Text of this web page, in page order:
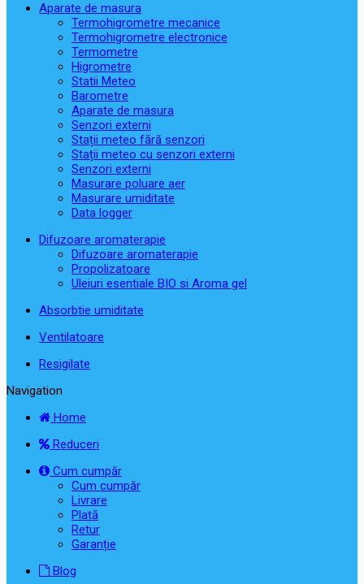
Aparate de masura
Termohigrometre mecanice
Termohigrometre electronice
Termometre
Higrometre
Statii Meteo
Barometre
Aparate de masura
Senzori externi
Stații meteo fără senzori
Stații meteo cu senzori externi
Senzori externi
Masurare poluare aer
Masurare umiditate
Data logger
Difuzoare aromaterapie
Difuzoare aromaterapie
Propolizatoare
Uleiuri esentiale BIO si Aroma gel
Absorbtie umiditate
Ventilatoare
Resigilate
Navigation
Home
Reduceri
Cum cumpăr
Cum cumpăr
Livrare
Plată
Retur
Garanție
Blog